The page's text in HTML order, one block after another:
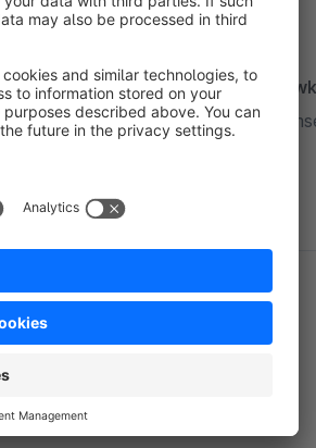
gerne eine E-Mail an
erreichen. Gerne sind wir bei der